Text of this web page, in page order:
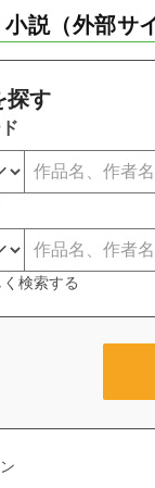
説（外部サ
探す
検索する